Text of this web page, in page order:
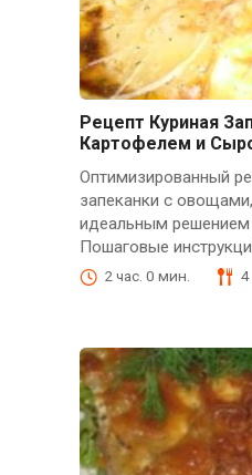
Рецепт Куриная
Картофелем и
Оптимизированный
запеканки с
идеальным решением
Пошаговые
2 час. 0 мин. 4